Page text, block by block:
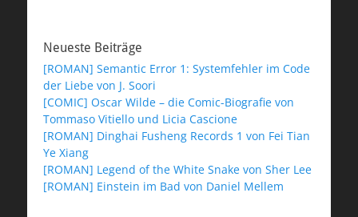
Neueste Beiträge
[ROMAN] Semantic Error 1: Systemfehler im Code
der Liebe von J. Soori
[COMIC] Oscar Wilde – die Comic-Biografie von
Tommaso Vitiello und Licia Cascione
[ROMAN] Dinghai Fusheng Records 1 von Fei Tian
Ye Xiang
[ROMAN] Legend of the White Snake von Sher Lee
[ROMAN] Einstein im Bad von Daniel Mellem